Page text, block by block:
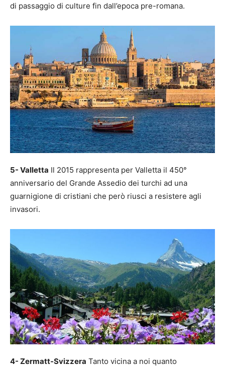
di passaggio di culture fin dall’epoca pre-romana.
5- Valletta Il 2015 rappresenta per Valletta il 450°
anniversario del Grande Assedio dei turchi ad una
guarnigione di cristiani che però riusci a resistere agli
invasori.
4- Zermatt-Svizzera Tanto vicina a noi quanto